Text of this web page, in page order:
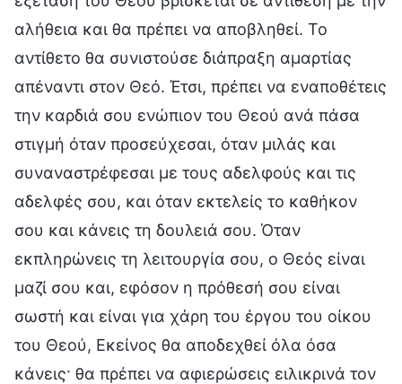
αλήθεια και θα πρέπει να αποβληθεί. Το
αντίθετο θα συνιστούσε διάπραξη αμαρτίας
απέναντι στον Θεό. Έτσι, πρέπει να εναποθέτεις
την καρδιά σου ενώπιον του Θεού ανά πάσα
στιγμή όταν προσεύχεσαι, όταν μιλάς και
συναναστρέφεσαι με τους αδελφούς και τις
αδελφές σου, και όταν εκτελείς το καθήκον
σου και κάνεις τη δουλειά σου. Όταν
εκπληρώνεις τη λειτουργία σου, ο Θεός είναι
μαζί σου και, εφόσον η πρόθεσή σου είναι
σωστή και είναι για χάρη του έργου του οίκου
του Θεού, Εκείνος θα αποδεχθεί όλα όσα
κάνεις· θα πρέπει να αφιερώσεις ειλικρινά τον